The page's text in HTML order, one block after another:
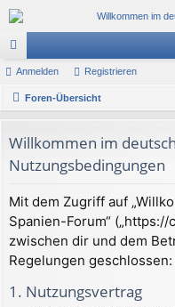
or
en
Anmelden Registrieren
Foren-Übersicht
Willkommen im
Nutzungsbedingungen
Mit dem Zugriff auf
Spanien-Forum“
zwischen dir und dem
Regelungen geschlossen:
1. Nutzungsvertrag